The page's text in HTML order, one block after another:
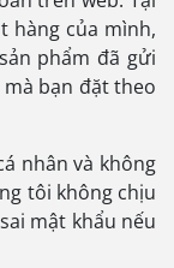
hàng của mình,
phẩm đã gửi
bạn đặt theo
nhân và không
tôi không chịu
mật khẩu nếu